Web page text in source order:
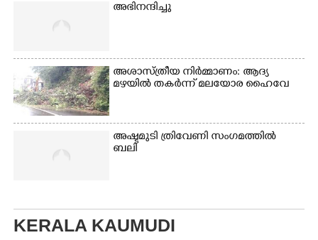
അഭിനന്ദിച്ചു
അശാസ്ത്രീയ നിർമ്മാണം: ആദ്യ
മഴയിൽ തകർന്ന് മലയോര ഹൈവേ
അഷ്ടമുടി ത്രിവേണി സംഗമത്തിൽ
ബലി
KERALA KAUMUDI